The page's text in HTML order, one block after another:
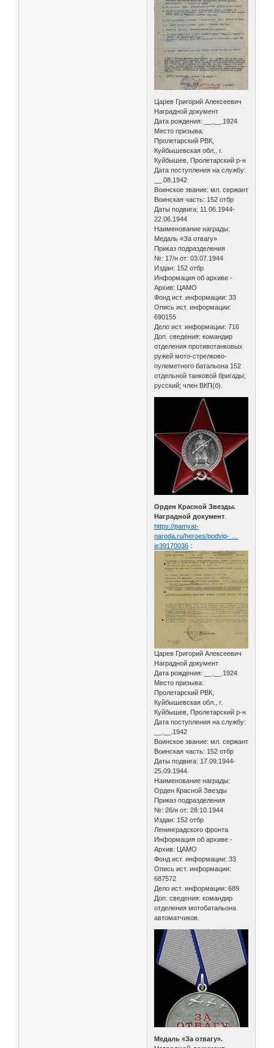
Царев Григорий Алексеевич
Наградной документ
Дата рождения: __.__.1924
Место призыва:
Пролетарский РВК,
Куйбышевская обл., г.
Куйбышев, Пролетарский р-н
Дата поступления на службу:
__.08.1942
Воинское звание: мл. сержант
Воинская часть: 152 отбр
Даты подвига: 11.06.1944-
22.06.1944
Наименование награды:
Медаль «За отвагу»
Приказ подразделения
№: 17/н от: 03.07.1944
Издан: 152 отбр
Информация об архиве -
Архив: ЦАМО
Фонд ист. информации: 33
Опись ист. информации:
690155
Дело ист. информации: 716
Доп. сведения: командир
отделения противотанковых
ружей мото-стрелково-
пулеметного батальона 152
отдельной танковой бригады;
русский; член ВКП(б).
Орден Красной Звезды.
Наградной документ
https://pamyat-
naroda.ru/heroes/podvig- …
ie39170036 :
Царев Григорий Алексеевич
Наградной документ
Дата рождения: __.__.1924
Место призыва:
Пролетарский РВК,
Куйбышевская обл., г.
Куйбышев, Пролетарский р-н
Дата поступления на службу:
__.__.1942
Воинское звание: мл. сержант
Воинская часть: 152 отбр
Даты подвига: 17.09.1944-
25.09.1944
Наименование награды:
Орден Красной Звезды
Приказ подразделения
№: 26/н от: 28.10.1944
Издан: 152 отбр
Ленинградского фронта
Информация об архиве -
Архив: ЦАМО
Фонд ист. информации: 33
Опись ист. информации:
687572
Дело ист. информации: 689
Доп. сведения: командир
отделения мотобатальона
автоматчиков.
Медаль «За отвагу».